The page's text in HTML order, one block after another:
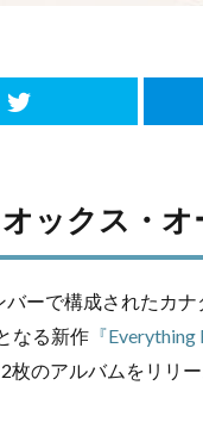
ックス・
ーで構成されたカナ
なる新作 『Everything
枚のアルバムをリリ